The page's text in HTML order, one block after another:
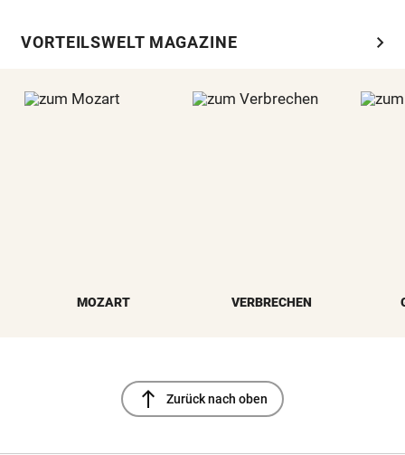
VORTEILSWELT MAGAZINE chevron_right
MOZART VERBRECHEN
north Zurück nach oben